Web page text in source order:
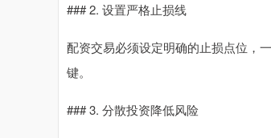
### 2. 设置严格止损线
配资交易必须设定明确的止损点位，
键。
### 3. 分散投资降低风险